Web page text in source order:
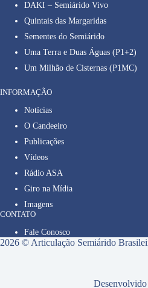
DAKI – Semiárido Vivo
Quintais das Margaridas
Sementes do Semiárido
Uma Terra e Duas Águas (P1+2)
Um Milhão de Cisternas (P1MC)
INFORMAÇÃO
Notícias
O Candeeiro
Publicações
Vídeos
Rádio ASA
Giro na Mídia
Imagens
CONTATO
Fale Conosco
2026 © Articulação Semiárido